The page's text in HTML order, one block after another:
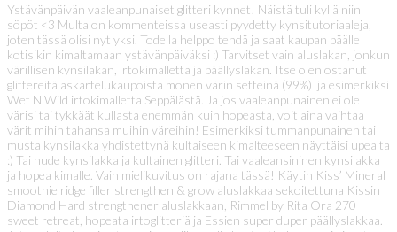
Ystävänpäivän vaaleanpunaiset glitteri kynnet! Näistä tuli kyllä niin
söpöt <3 Multa on kommenteissa useasti pyydetty kynsitutoriaaleja,
joten tässä olisi nyt yksi. Todella helppo tehdä ja saat kaupan päälle
kotisikin kimaltamaan ystävänpäiväksi :) Tarvitset vain aluslakan, jonkun
värillisen kynsilakan, irtokimalletta ja päällyslakan. Itse olen ostanut
glittereitä askartelukaupoista monen värin setteinä (99%) ja esimerkiksi
Wet N Wild irtokimalletta Seppälästä. Ja jos vaaleanpunainen ei ole
värisi tai tykkäät kullasta enemmän kuin hopeasta, voit aina vaihtaa
värit mihin tahansa muihin väreihin! Esimerkiksi tummanpunainen tai
musta kynsilakka yhdistettynä kultaiseen kimalteeseen näyttäisi upealta
:) Tai nude kynsilakka ja kultainen glitteri. Tai vaaleansininen kynsilakka
ja hopea kimalle. Vain mielikuvitus on rajana tässä! Käytin Kiss’ Mineral
smoothie ridge filler strengthen & grow aluslakkaa sekoitettuna Kissin
Diamond Hard strengthener aluslakkaan, Rimmel by Rita Ora 270
sweet retreat, hopeata irtoglitteriä ja Essien super duper päällyslakkaa.